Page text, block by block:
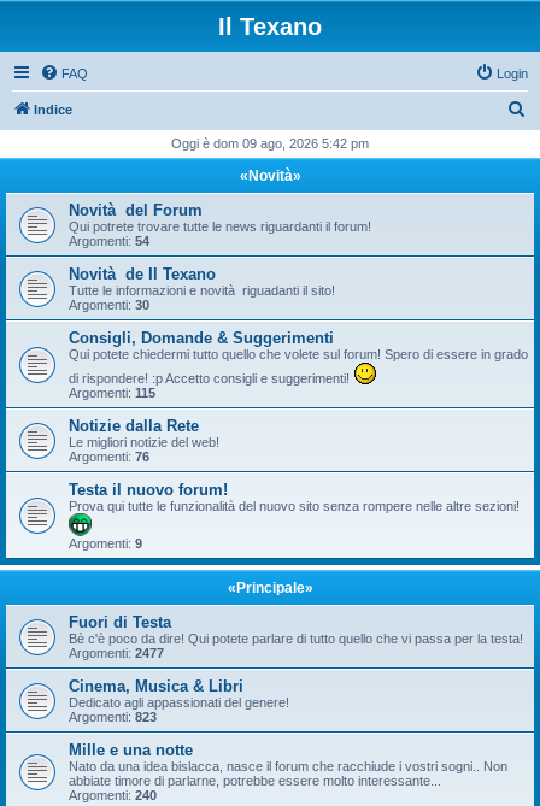
Il Texano
FAQ Login
Indice
c
Oggi è dom 09 ago, 2026 5:42 pm
«Novità»
Novità del Forum
Qui potrete trovare tutte le news riguardanti il forum!
Argomenti: 54
Novità de Il Texano
Tutte le informazioni e novità riguadanti il sito!
Argomenti: 30
Consigli, Domande & Suggerimenti
Qui potete chiedermi tutto quello che volete sul forum! Spero di essere in grado
di rispondere! :p Accetto consigli e suggerimenti!
Argomenti: 115
Notizie dalla Rete
Le migliori notizie del web!
Argomenti: 76
Testa il nuovo forum!
Prova qui tutte le funzionalità del nuovo sito senza rompere nelle altre sezioni!
Argomenti: 9
«Principale»
Fuori di Testa
Bè c'è poco da dire! Qui potete parlare di tutto quello che vi passa per la testa!
Argomenti: 2477
Cinema, Musica & Libri
Dedicato agli appassionati del genere!
Argomenti: 823
Mille e una notte
Nato da una idea bislacca, nasce il forum che racchiude i vostri sogni.. Non
abbiate timore di parlarne, potrebbe essere molto interessante...
Argomenti: 240